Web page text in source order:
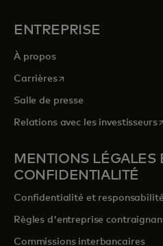
ENTREPRISE
À propos
Carrièress’ouvre dans un nouvel
Salle de presse
Relations avec les investisseurs
MENTIONS LÉGALES
CONFIDENTIALITÉ
Confidentialité et
Règles d'entreprise
Commissions interbancaires